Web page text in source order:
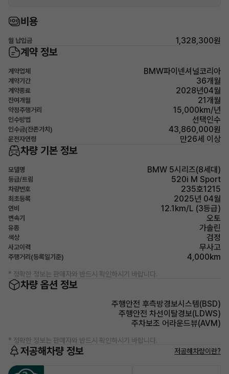
비용
월 납입금 1,328,300원
계약 정보
계약업체 BMW파이넨셔널코리아
계약기간 36개월
계약종료 2028년04월
잔여개월 21개월
약정주행거리 15,000km/년
인수방법 선택인수
인수금(잔존가치) 43,860,000원
운전자연령 만26세 이상
차량 기본 정보
모델명 BMW 5시리즈(8세대)
등급/트림 520i M Sport
차량번호 235호1215
최초등록 2025년 04월
연비 12.1km/L (3등급)
변속기 오토
유종 가솔린
색상 검정
사고이력 무사고
주행거리(등록일기준) 4,000km
* 정확한 정보는 판매자와 반드시 확인하시기 바랍니다.
차량 옵션 정보
주행안전 후측방경보시스템(BSD)
주행안전 차선이탈경보(LDWS)
주차보조 어라운드뷰(AVM)
* 정확한 정보는 판매자와 반드시 확인하시기 바랍니다.
저공해차량 정보 저공해차량이란?